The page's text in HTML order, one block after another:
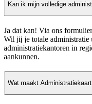
Kan ik mijn volledige
Ja dat kan! Via ons
Wil jij je totale administratie
administratiekantoren in
aankunnen.
Wat maakt